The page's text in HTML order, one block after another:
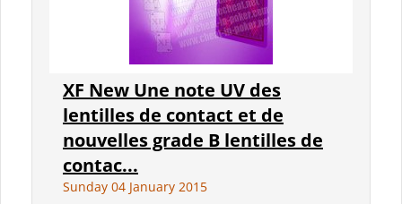
XF New Une note UV des
lentilles de contact et de
nouvelles grade B lentilles de
contac...
Sunday 04 January 2015